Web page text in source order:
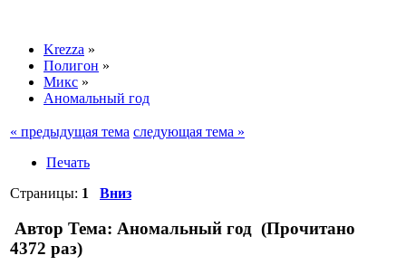
Krezza »
Полигон »
Микс »
Аномальный год
« предыдущая тема следующая тема »
Печать
Страницы: 1 Вниз
Автор Тема: Аномальный год (Прочитано
4372 раз)